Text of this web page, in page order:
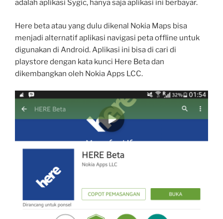
adalah aplikasi Sygic, hanya saja aplikasi ini berbayar.
Here beta atau yang dulu dikenal Nokia Maps bisa
menjadi alternatif aplikasi navigasi peta offline untuk
digunakan di Android. Aplikasi ini bisa di cari di
playstore dengan kata kunci Here Beta dan
dikembangkan oleh Nokia Apps LCC.